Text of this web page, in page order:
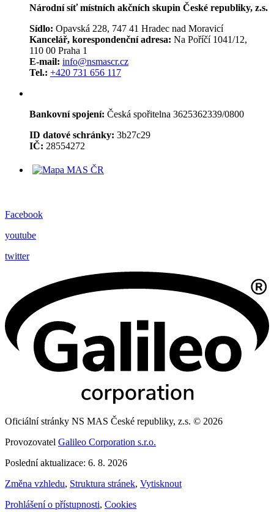
Národní síť místních akčních skupin České republiky, z.s.
Sídlo: Opavská 228, 747 41 Hradec nad Moravicí
Kancelář, korespondenční adresa: Na Poříčí 1041/12,
110 00 Praha 1
E-mail: info@nsmascr.cz
Tel.: +420 731 656 117
Bankovní spojení: Česká spořitelna 3625362339/0800
ID datové schránky: 3b27c29
IČ: 28554272
Facebook
youtube
twitter
Oficiální stránky NS MAS České republiky, z.s. © 2026
Provozovatel Galileo Corporation s.r.o.
Poslední aktualizace: 6. 8. 2026
Změna vzhledu, Struktura stránek, Vytisknout
Prohlášení o přístupnosti, Cookies